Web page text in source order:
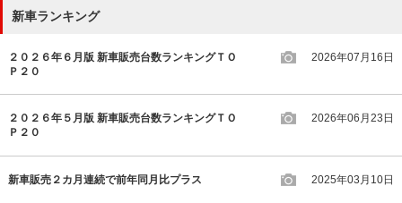
新車ランキング
２０２６年６月版 新車販売台数ランキングＴＯ
Ｐ２０
2026年07月16日
２０２６年５月版 新車販売台数ランキングＴＯ
Ｐ２０
2026年06月23日
新車販売２カ月連続で前年同月比プラス 2025年03月10日